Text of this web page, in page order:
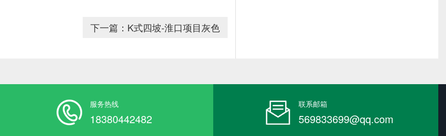
下一篇：K式四坡-淮口项目灰色
服务热线
18380442482
联系邮箱
569833699@qq.com